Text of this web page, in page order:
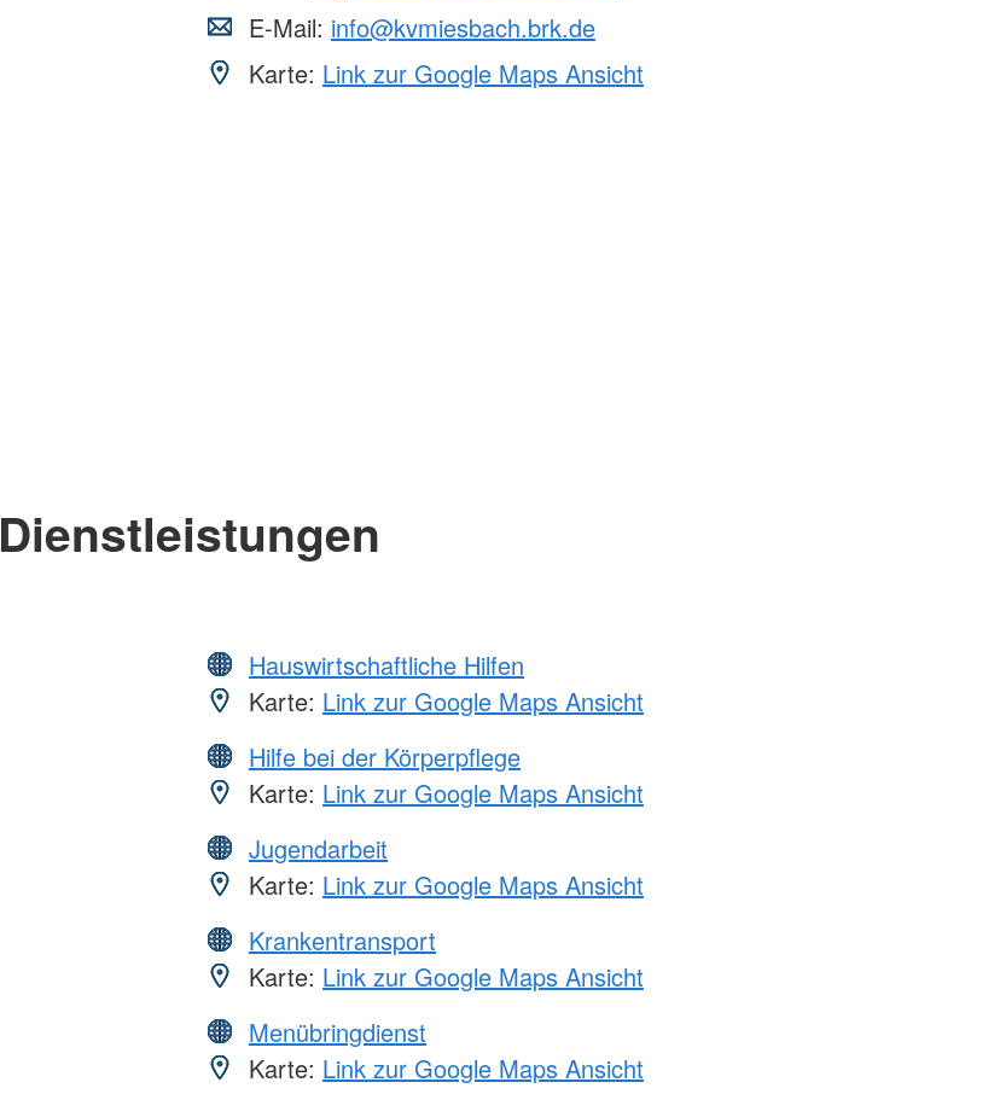
E-Mail: info@kvmiesbach.brk.de
Karte: Link zur Google Maps Ansicht
Dienstleistungen
Hauswirtschaftliche Hilfen
Karte: Link zur Google Maps Ansicht
Hilfe bei der Körperpflege
Karte: Link zur Google Maps Ansicht
Jugendarbeit
Karte: Link zur Google Maps Ansicht
Krankentransport
Karte: Link zur Google Maps Ansicht
Menübringdienst
Karte: Link zur Google Maps Ansicht